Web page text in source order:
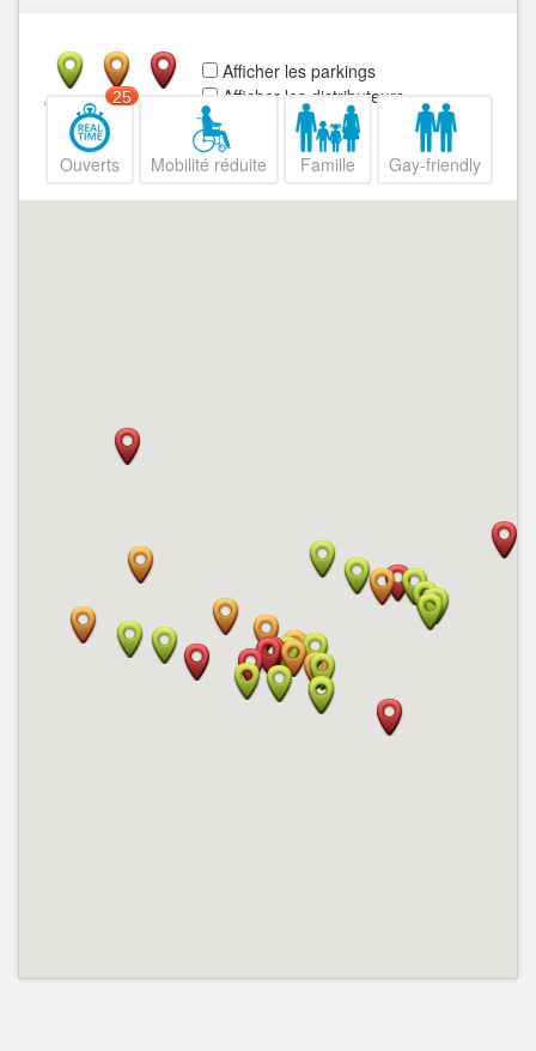
Afficher les parkings
Afficher les distributeurs
Ouvert
Ouverts
25
Mobilité réduite Famille Gay-friendly